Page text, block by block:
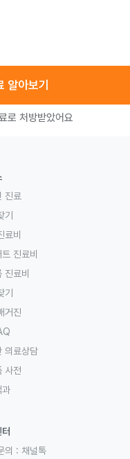
알아보기
로 처방받았어요
진료
기
료비
진료비
진료비
기
거진
의료상담
사전
과
의 : 채널톡